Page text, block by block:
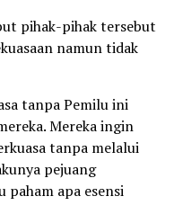
pihak-pihak tersebut
namun tidak
tanpa Pemilu ini
Mereka ingin
tanpa melalui
pejuang
paham apa esensi